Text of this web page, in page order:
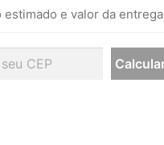
estimado e valor da entrega